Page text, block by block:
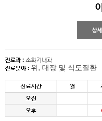
상
진료과 : 소화기내과
진료분야 : 위, 대장 및 식도질환
진료시간 월
오전
오후